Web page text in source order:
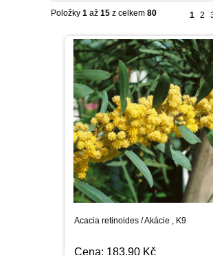
Acacia retinoides / Akácie , K9
Cena: 183,90 Kč